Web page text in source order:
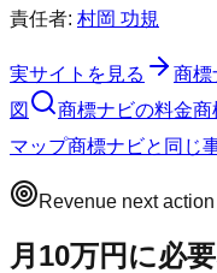
責任者: 村岡 功規
実サイトを見る 商標
図
商標ナビの料金商
マップ商標ナビと同じ
Revenue next action
月10万円に必